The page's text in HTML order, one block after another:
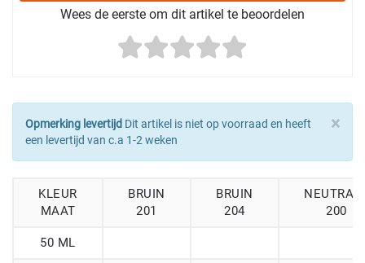
Wees de eerste om dit artikel te beoordelen
×
Opmerking levertijd Dit artikel is niet op voorraad en heeft
een levertijd van c.a 1-2 weken
KLEUR
MAAT
BRUIN
201
BRUIN
204
200
50 ML